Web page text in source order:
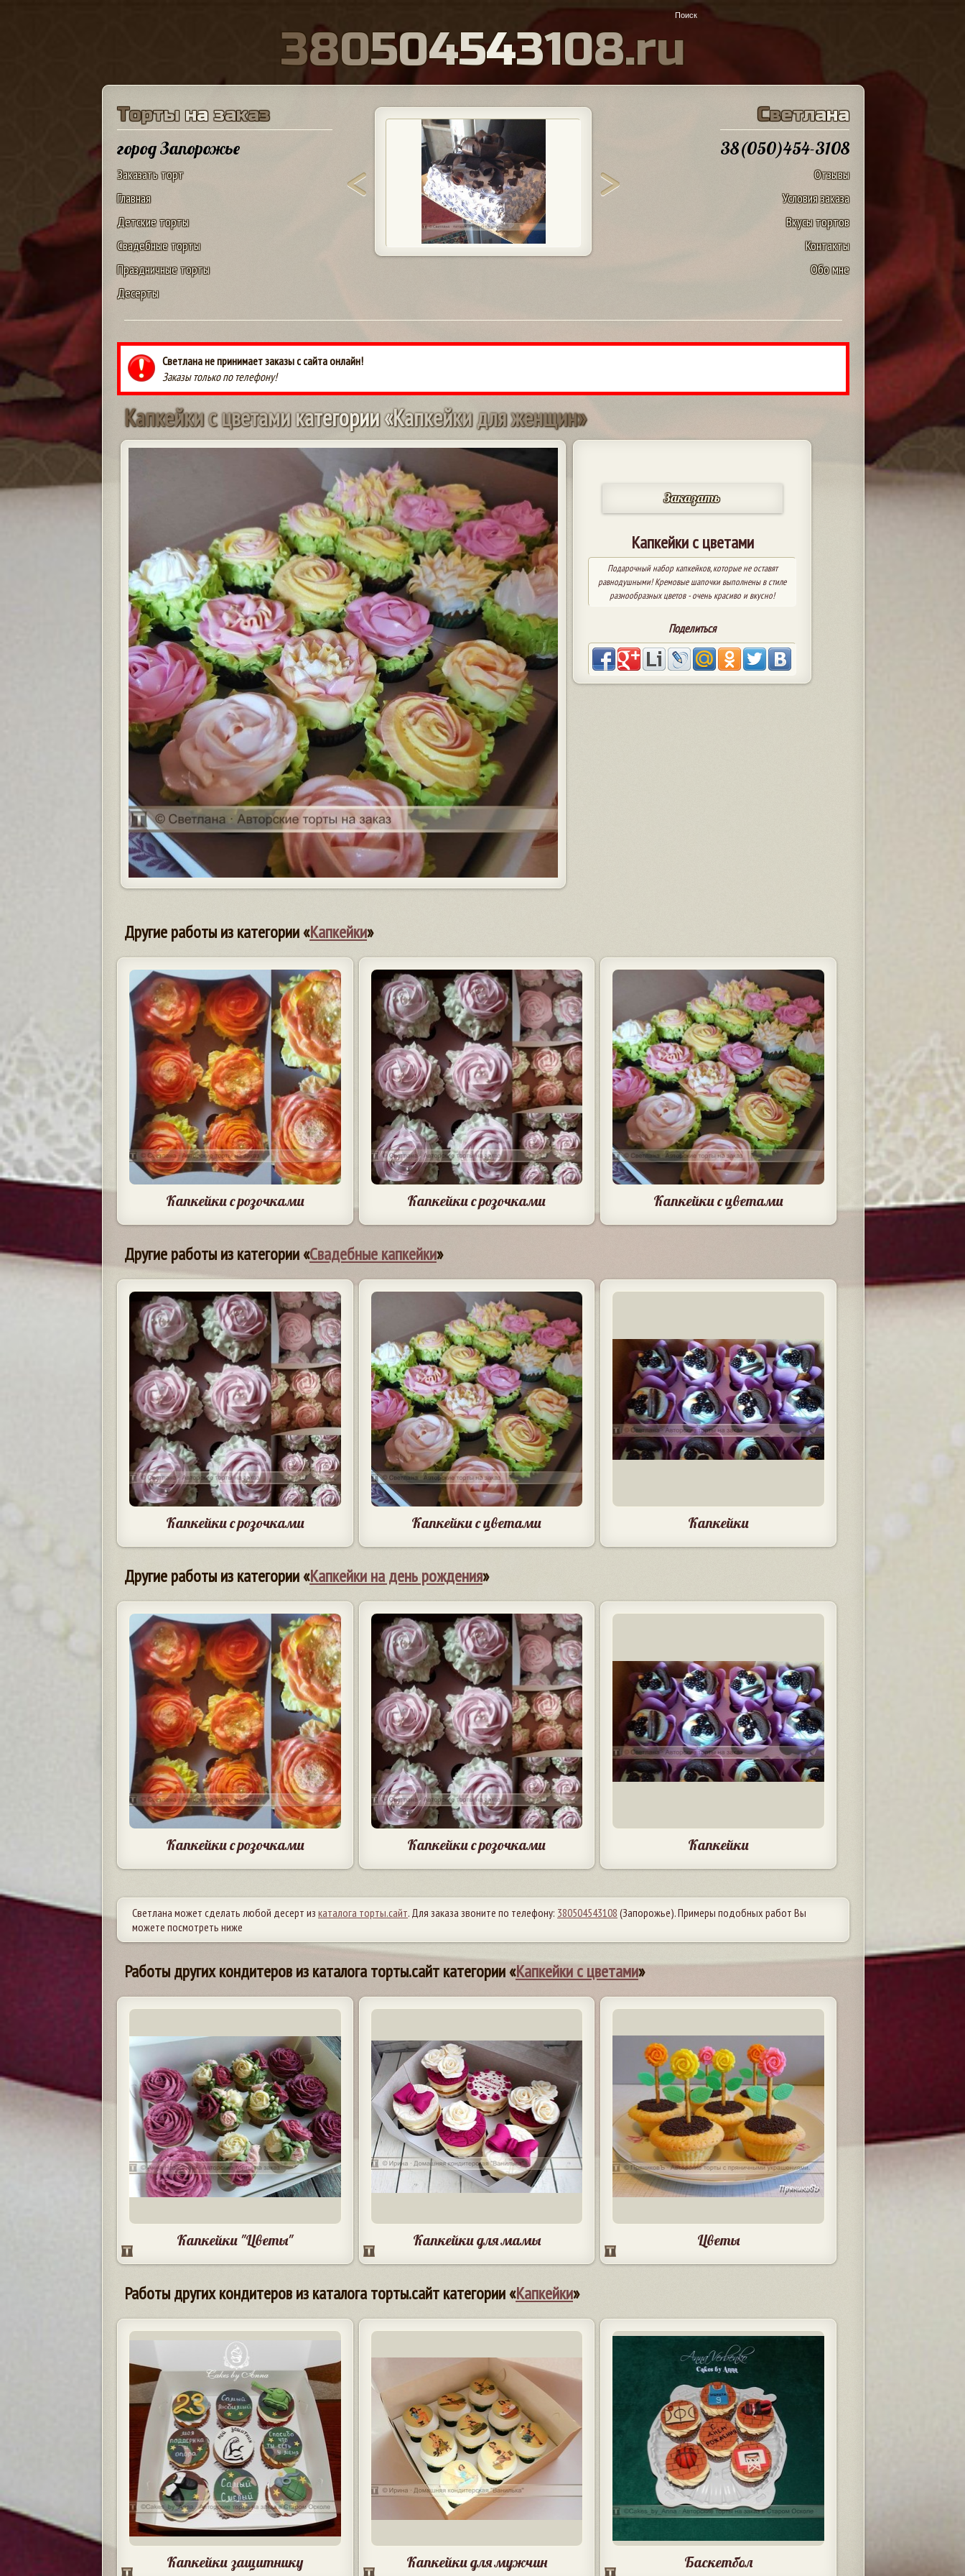
380504543108.ru
Торты на заказ
город Запорожье
Заказать торт
Главная
Детские торты
Свадебные торты
Праздничные торты
Десерты
Светлана
38(050)454-3108
Отзывы
Условия заказа
Вкусы тортов
Контакты
Обо мне
Светлана не принимает заказы с сайта онлайн!
Заказы только по телефону!
Капкейкисцветамикатегории«Капкейкидляженщин»
Заказать
Капкейки с цветами
Подарочный набор капкейков, которые не оставят
равнодушными! Кремовые шапочки выполнены в стиле
разнообразных цветов - очень красиво и вкусно!
Поделиться
Другие работы из категории «Капкейки»
Капкейки с розочками Капкейки с розочками Капкейки с цветами
Другие работы из категории «Свадебные капкейки»
Капкейки с розочками Капкейки с цветами Капкейки
Другие работы из категории «Капкейки на день рождения»
Капкейки с розочками Капкейки с розочками Капкейки
Светлана может сделать любой десерт из каталога торты.сайт. Для заказа звоните по телефону: 380504543108 (Запорожье). Примеры подобных работ Вы
можете посмотреть ниже
Работы других кондитеров из каталога торты.сайт категории «Капкейки с цветами»
Капкейки "Цветы" Капкейки для мамы Цветы
Работы других кондитеров из каталога торты.сайт категории «Капкейки»
Капкейки защитнику Капкейки для мужчин Баскетбол